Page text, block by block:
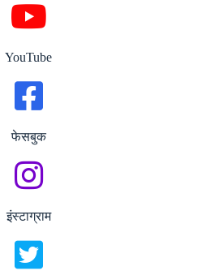
YouTube
फेसबुक
इंस्टाग्राम